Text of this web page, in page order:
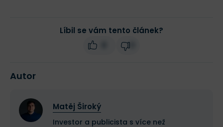
Líbil se vám tento článek?
Autor
Matěj Široký
Investor a publicista s více než